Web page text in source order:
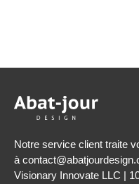
Notre service client traite
à
Visionary Innovate LLC |